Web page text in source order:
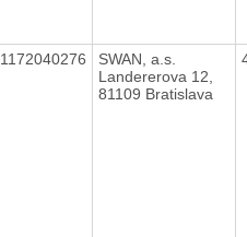
1172040276
SWAN, a.s.
Landererova 12,
81109 Bratislava